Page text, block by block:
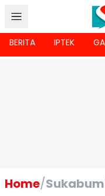
BERITA IPTEK
Home/